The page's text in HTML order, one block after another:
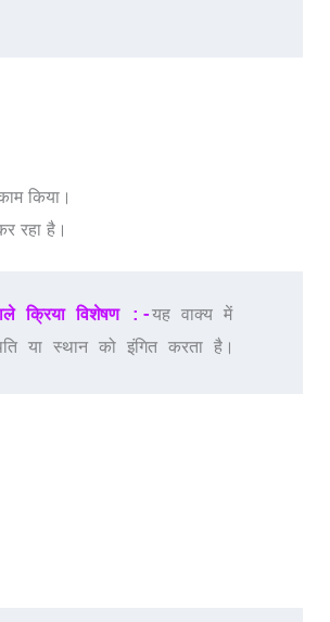
किया।
रहा है।
क्रिया विशेषण :-यह वाक्य में
या स्थान को इंगित करता है।